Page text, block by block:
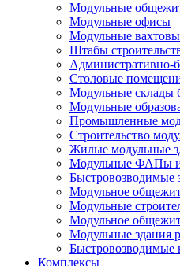
Модульные
Модульные офисы
Модульные
Штабы
Административно-
Столовые
Модульные склады
Модульные
Промышленные
Строительство
Жилые модульные
Модульные ФАПы
Быстровозводимые
Модульное
Модульные
Модульное
Модульные здания
Быстровозводимые
Комплексы